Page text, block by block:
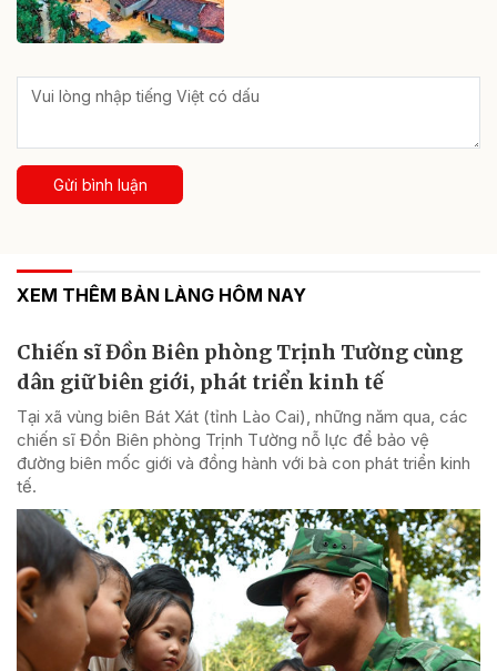
Gửi bình luận
XEM THÊM BẢN LÀNG HÔM NAY
Chiến sĩ Đồn Biên phòng Trịnh Tường cùng
dân giữ biên giới, phát triển kinh tế
Tại xã vùng biên Bát Xát (tỉnh Lào Cai), những năm qua, các
chiến sĩ Đồn Biên phòng Trịnh Tường nỗ lực để bảo vệ
đường biên mốc giới và đồng hành với bà con phát triển kinh
tế.